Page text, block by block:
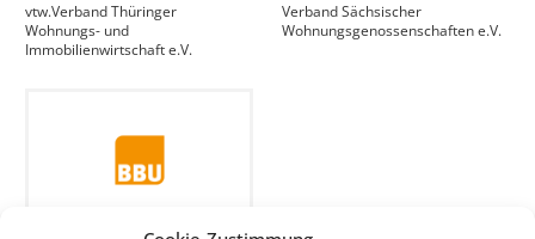
vtw.Verband Thüringer
Wohnungs- und
Immobilienwirtschaft e.V.
Verband Sächsischer
Wohnungsgenossenschaften e.V.